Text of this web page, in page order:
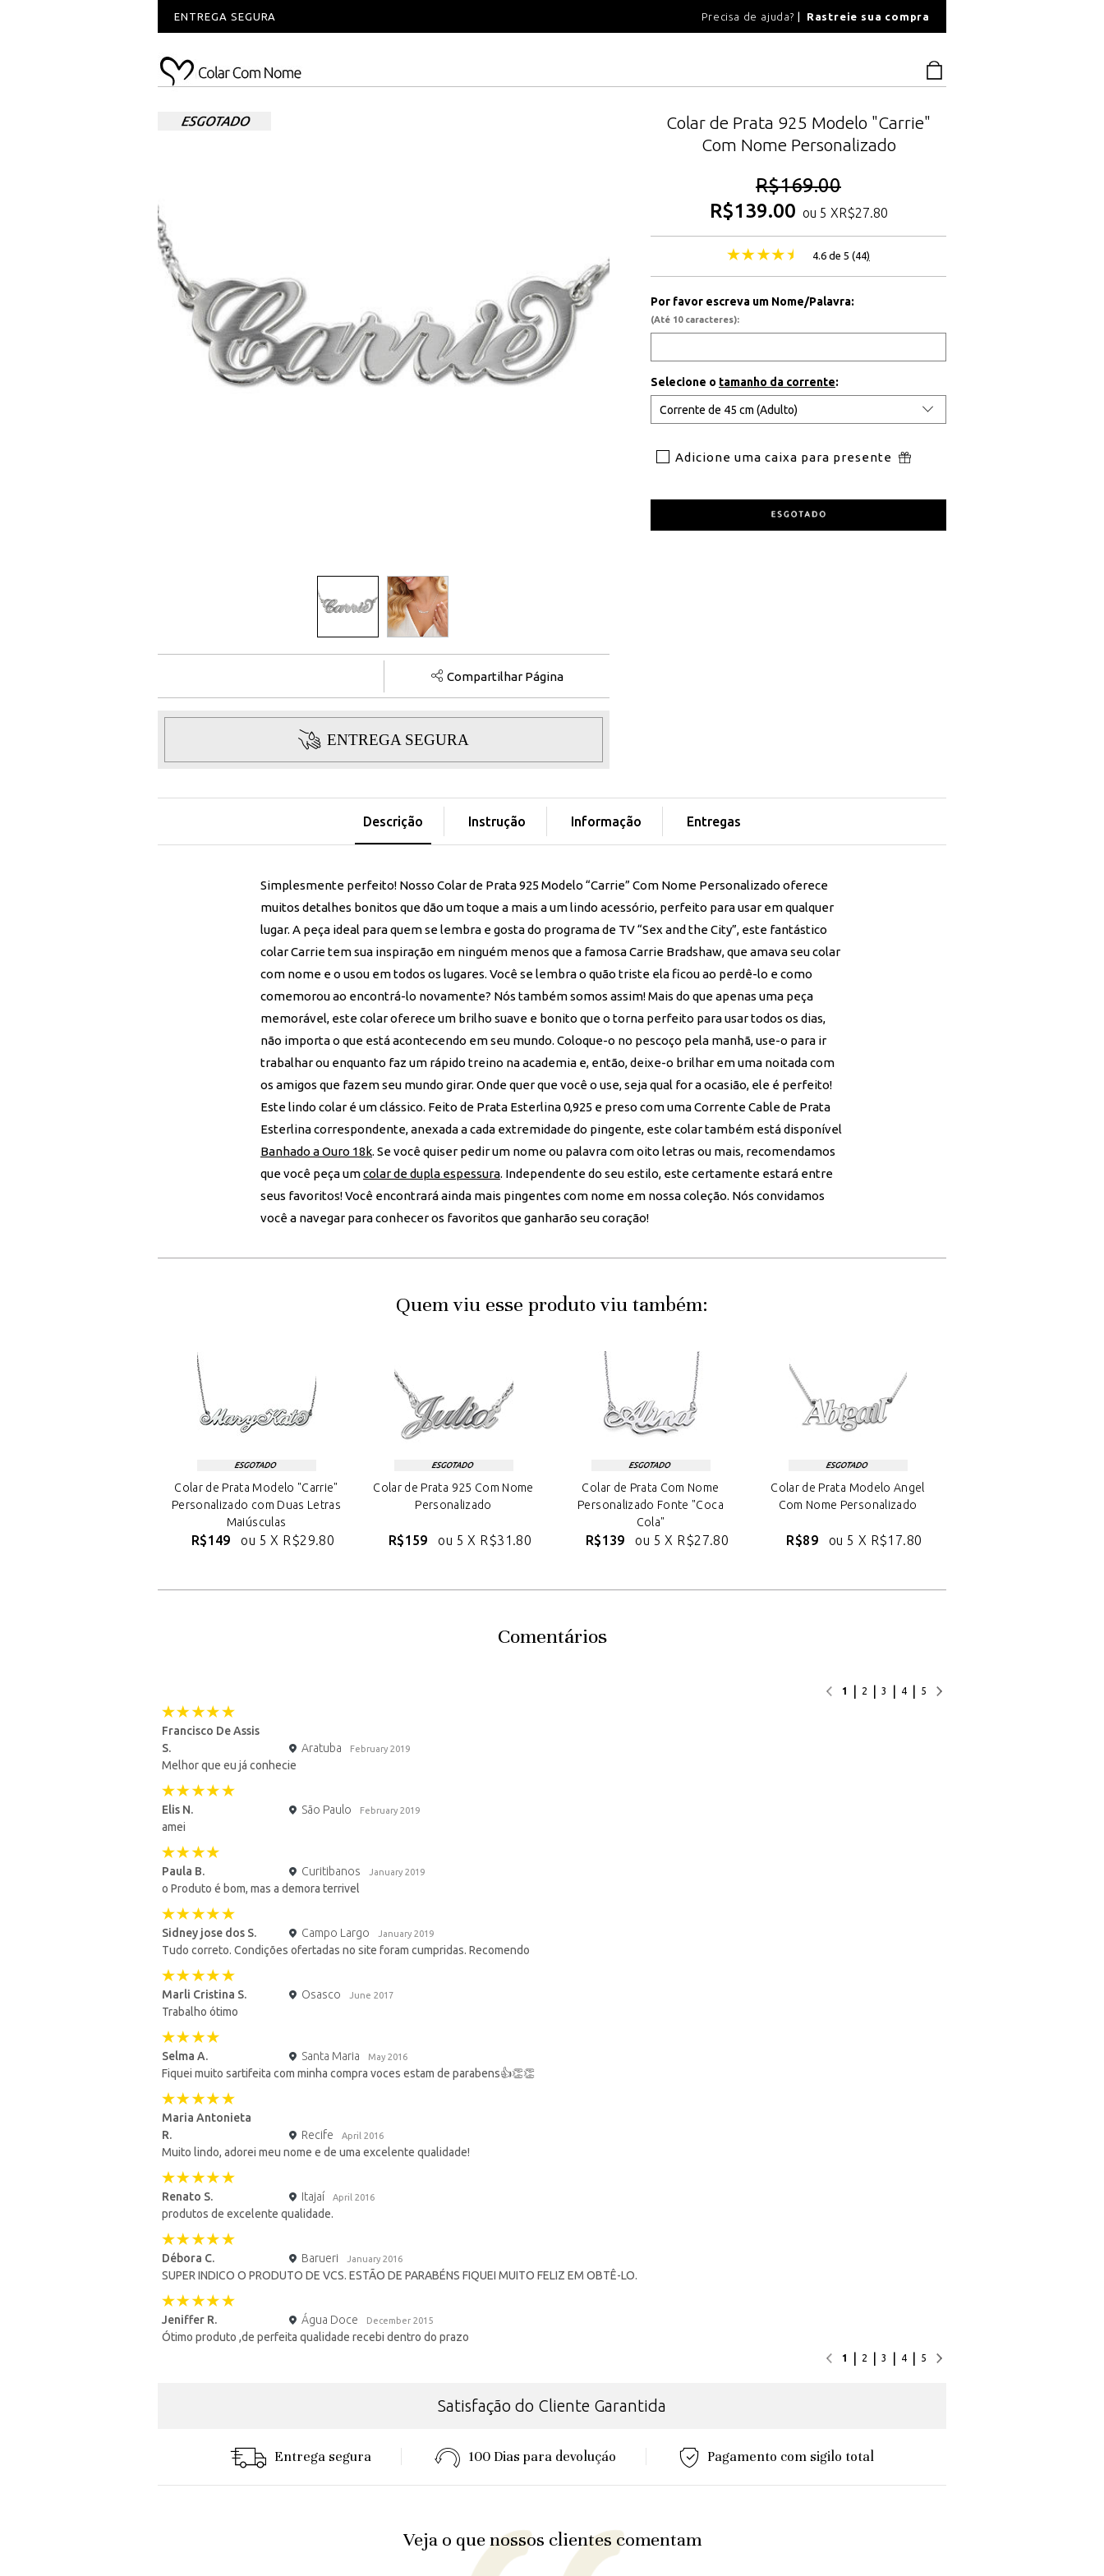
ENTREGA SEGURA 100 DIAS PARA DEVOLUÇÃOPrecisa de ajuda? Rastreie sua compra
Compartilhar Página
ENTREGA SEGURA
Colar de Prata 925 Modelo "Carrie"
Com Nome Personalizado
R$169.00
R$139.00 ou 5 XR$27.80
4.6 de 5 (44)
Por favor escreva um Nome/Palavra:
(Até 10 caracteres):
Selecione o tamanho da corrente:
Adicione uma caixa para presente
Descrição Instrução Informação Entregas
Simplesmente perfeito! Nosso Colar de Prata 925 Modelo “Carrie” Com Nome Personalizado oferece
muitos detalhes bonitos que dão um toque a mais a um lindo acessório, perfeito para usar em qualquer
lugar. A peça ideal para quem se lembra e gosta do programa de TV “Sex and the City”, este fantástico
colar Carrie tem sua inspiração em ninguém menos que a famosa Carrie Bradshaw, que amava seu colar
com nome e o usou em todos os lugares. Você se lembra o quão triste ela ficou ao perdê-lo e como
comemorou ao encontrá-lo novamente? Nós também somos assim! Mais do que apenas uma peça
memorável, este colar oferece um brilho suave e bonito que o torna perfeito para usar todos os dias,
não importa o que está acontecendo em seu mundo. Coloque-o no pescoço pela manhã, use-o para ir
trabalhar ou enquanto faz um rápido treino na academia e, então, deixe-o brilhar em uma noitada com
os amigos que fazem seu mundo girar. Onde quer que você o use, seja qual for a ocasião, ele é perfeito!
Este lindo colar é um clássico. Feito de Prata Esterlina 0,925 e preso com uma Corrente Cable de Prata
Esterlina correspondente, anexada a cada extremidade do pingente, este colar também está disponível
Banhado a Ouro 18k. Se você quiser pedir um nome ou palavra com oito letras ou mais, recomendamos
que você peça umcolar de dupla espessura. Independente do seu estilo, este certamente estará entre
seus favoritos! Você encontrará ainda mais pingentes com nome em nossa coleção. Nós convidamos
você a navegar para conhecer os favoritos que ganharão seu coração!
Quem viu esse produto viu também:
Colar de Prata Modelo "Carrie"
Personalizado com Duas Letras
Maiúsculas
R$149 ou 5 X R$29.80
Colar de Prata 925 Com Nome
Personalizado
R$159 ou 5 X R$31.80
Colar de Prata Com Nome
Personalizado Fonte "Coca
Cola"
R$139 ou 5 X R$27.80
Colar de Prata Modelo Angel
Com Nome Personalizado
R$89 ou 5 X R$17.80
Comentários
1 2 3 4 5
Francisco De Assis
S.
Aratuba February 2019
Melhor que eu já conhecie
Elis N. São Paulo February 2019
amei
Paula B. Curitibanos January 2019
o Produto é bom, mas a demora terrivel
Sidney jose dos S. Campo Largo January 2019
Tudo correto. Condições ofertadas no site foram cumpridas. Recomendo
Marli Cristina S. Osasco June 2017
Trabalho ótimo
Selma A. Santa Maria May 2016
Fiquei muito sartifeita com minha compra voces estam de parabens👍👏👏
Maria Antonieta
R.
Recife April 2016
Muito lindo, adorei meu nome e de uma excelente qualidade!
Renato S. Itajaí April 2016
produtos de excelente qualidade.
Débora C. Barueri January 2016
SUPER INDICO O PRODUTO DE VCS. ESTÃO DE PARABÉNS FIQUEI MUITO FELIZ EM OBTÊ-LO.
Jeniffer R. Água Doce December 2015
Ótimo produto ,de perfeita qualidade recebi dentro do prazo
1 2 3 4 5
Satisfação do Cliente Garantida
Entrega segura 100 Dias para devoluçáo Pagamento com sigilo total
Veja o que nossos clientes comentam